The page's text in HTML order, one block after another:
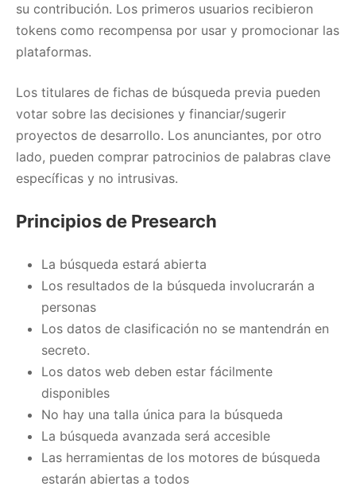
su contribución. Los primeros usuarios recibieron
tokens como recompensa por usar y promocionar las
plataformas.
Los titulares de fichas de búsqueda previa pueden
votar sobre las decisiones y financiar/sugerir
proyectos de desarrollo. Los anunciantes, por otro
lado, pueden comprar patrocinios de palabras clave
específicas y no intrusivas.
Principios de Presearch
La búsqueda estará abierta
Los resultados de la búsqueda involucrarán a
personas
Los datos de clasificación no se mantendrán en
secreto.
Los datos web deben estar fácilmente
disponibles
No hay una talla única para la búsqueda
La búsqueda avanzada será accesible
Las herramientas de los motores de búsqueda
estarán abiertas a todos